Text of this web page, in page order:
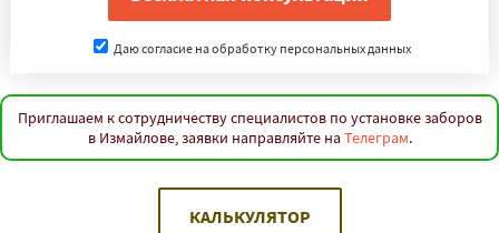
Даю согласие на обработку персональных данных
Приглашаем к сотрудничеству специалистов по установке заборов
в Измайлове, заявки направляйте на Телеграм.
КАЛЬКУЛЯТОР